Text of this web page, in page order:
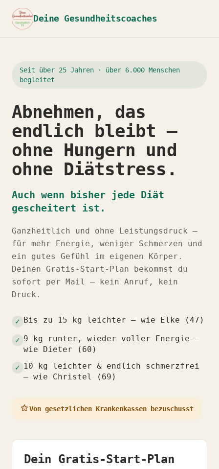
Deine Gesundheitscoaches
Seit über 25 Jahren · über 6.000 Menschen
begleitet
Abnehmen, das
endlich bleibt —
ohne Hungern und
ohne Diätstress.
Auch wenn bisher jede Diät
gescheitert ist.
Ganzheitlich und ohne Leistungsdruck —
für mehr Energie, weniger Schmerzen und
ein gutes Gefühl im eigenen Körper.
Deinen Gratis-Start-Plan bekommst du
sofort per Mail — kein Anruf, kein
Druck.
✓ Bis zu 15 kg leichter — wie Elke (47)
✓ 9 kg runter, wieder voller Energie —
wie Dieter (60)
✓ 10 kg leichter & endlich schmerzfrei
— wie Christel (69)
Von gesetzlichen Krankenkassen bezuschusst
Dein Gratis-Start-Plan